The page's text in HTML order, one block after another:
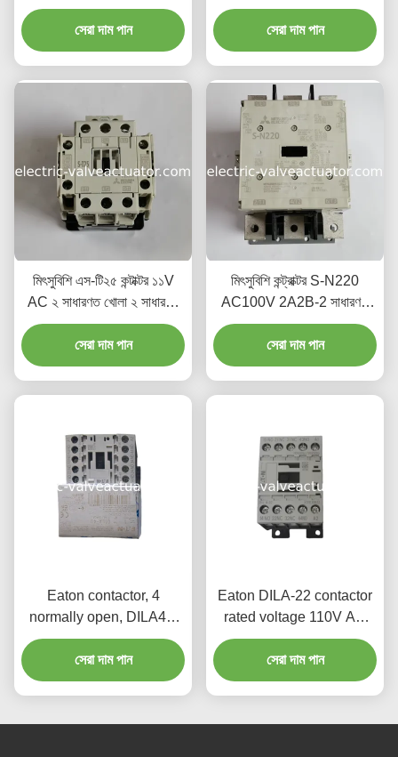
খোলা 2 সাধারণত বন্ধ যোগাযোগ
সেরা দাম পান
ব্যবস্থার জন্য উপযুক্ত
সেরা দাম পান
মিৎসুবিশি এস-টি২৫ কন্টাক্টর ১১V
AC ২ সাধারণত খোলা ২ সাধারণত
বন্ধ ২A2B প্রকার
সেরা দাম পান
মিৎসুবিশি কন্ট্রাক্টর S-N220
AC100V 2A2B-2 সাধারণত
খোলা 2 সাধারণত বন্ধ যোগাযোগ
সেরা দাম পান
Eaton contactor, 4
normally open, DILA40,
coil: 110VAC
50HZ/120VAC 60HZ
সেরা দাম পান
Eaton DILA-22 contactor
rated voltage 110V AC
electrical switch
সেরা দাম পান